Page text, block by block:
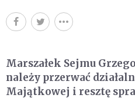
Marszałek Sejmu
należy przerwać
Majątkowej i resztę